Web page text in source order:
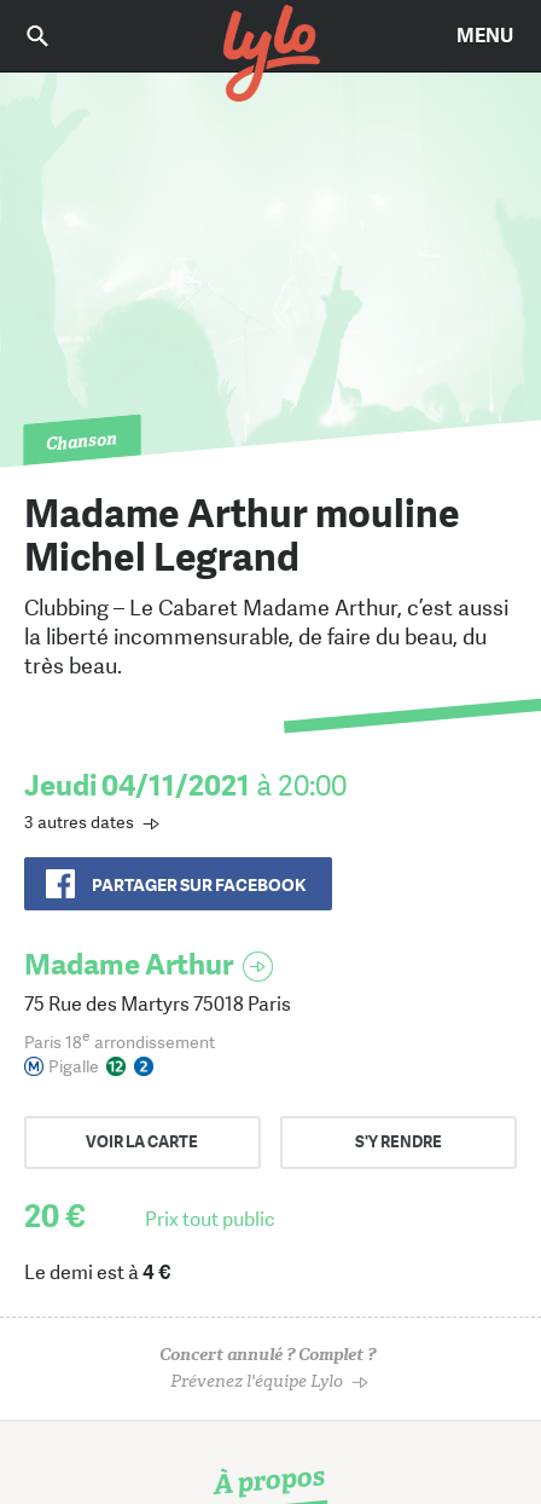
MENU
Chanson
Madame Arthur mouline
Michel Legrand
Clubbing – Le Cabaret Madame Arthur, c’est aussi
la liberté incommensurable, de faire du beau, du
très beau.
Jeudi 04/11/2021 à 20:00
3 autres dates
PARTAGER SUR FACEBOOK
Madame Arthur
75 Rue des Martyrs 75018 Paris
Paris 18e arrondissement
Pigalle
VOIR LA CARTE S'Y RENDRE
20 € Prix tout public
Le demi est à4 €
Concert annulé ? Complet ?
Prévenez l'équipe Lylo
À propos